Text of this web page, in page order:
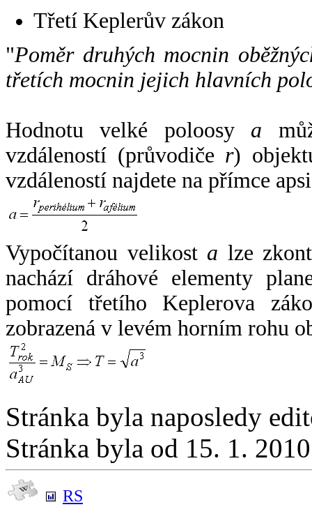
Třetí Keplerův zákon
"Poměr druhých mocnin
třetích mocnin jejich hlavních
Hodnotu velké poloosy a
vzdáleností (průvodiče r)
vzdáleností najdete na přímce
Vypočítanou velikost a lze
nachází dráhové elementy
pomocí třetího Keplerova
zobrazená v levém horním rohu
Stránka byla naposledy
Stránka byla od 15. 1.
RS